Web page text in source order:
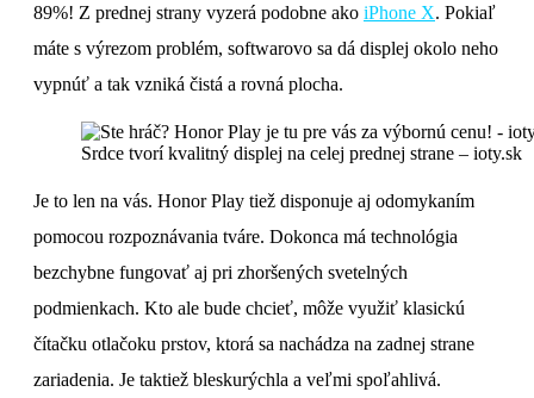
89%! Z prednej strany vyzerá podobne ako iPhone X. Pokiaľ
máte s výrezom problém, softwarovo sa dá displej okolo neho
vypnúť a tak vzniká čistá a rovná plocha.
Srdce tvorí kvalitný displej na celej prednej strane – ioty.sk
Je to len na vás. Honor Play tiež disponuje aj odomykaním
pomocou rozpoznávania tváre. Dokonca má technológia
bezchybne fungovať aj pri zhoršených svetelných
podmienkach. Kto ale bude chcieť, môže využiť klasickú
čítačku otlačoku prstov, ktorá sa nachádza na zadnej strane
zariadenia. Je taktiež bleskurýchla a veľmi spoľahlivá.